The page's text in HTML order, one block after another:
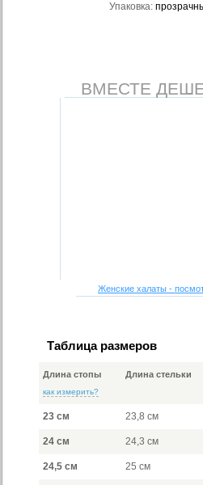
Упаковка:
ВМЕСТЕ
Женские халаты -
Таблица размеров
Длина стопы
как измерить?
Длина стельки
23 см 23,8 см
24 см 24,3 см
24,5 см 25 см